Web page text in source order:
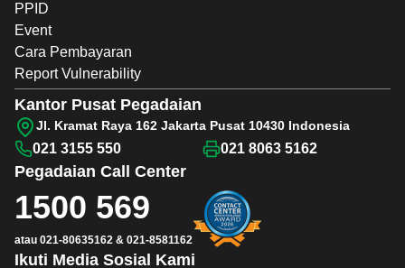
PPID
Event
Cara Pembayaran
Report Vulnerability
Ikuti Media Sosial Kami
Pegadaian Call Center
1500 569
atau 021-80635162 & 021-8581162
Kantor Pusat Pegadaian
Jl. Kramat Raya 162 Jakarta Pusat 10430 Indonesia
021 3155 550 021 8063 5162